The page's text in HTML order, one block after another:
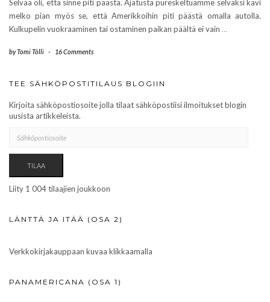
Selvää oli, että sinne piti päästä. Ajatusta pureskeltuamme selväksi kävi
melko pian myös se, että Amerikkoihin piti päästä omalla autolla.
Kulkupelin vuokraaminen tai ostaminen paikan päältä ei vain …
byTomi Tölli - 16 Comments
TEE SÄHKÖPOSTITILAUS BLOGIIN
Kirjoita sähköpostiosoite jolla tilaat sähköpostiisi ilmoitukset blogin
uusista artikkeleista.
TILAA
Liity 1 004 tilaajien joukkoon
LÄNTTÄ JA ITÄÄ (OSA 2)
Verkkokirjakauppaan kuvaa klikkaamalla
PANAMERICANA (OSA 1)